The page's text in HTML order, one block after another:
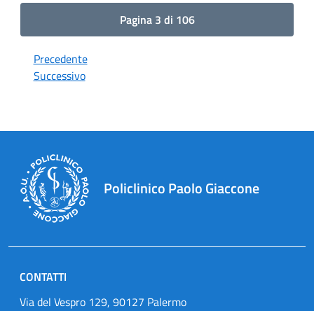
Pagina 3 di 106
Precedente
Successivo
Policlinico Paolo Giaccone
CONTATTI
Via del Vespro 129, 90127 Palermo